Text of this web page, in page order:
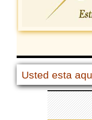
Usted esta